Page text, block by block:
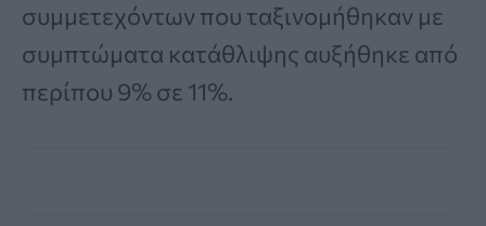
συμμετεχόντων που ταξινομήθηκαν με
συμπτώματα κατάθλιψης αυξήθηκε από
περίπου 9% σε 11%.